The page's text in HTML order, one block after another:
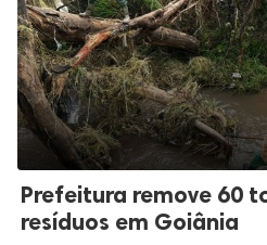
Prefeitura remove 60
resíduos em Goiânia